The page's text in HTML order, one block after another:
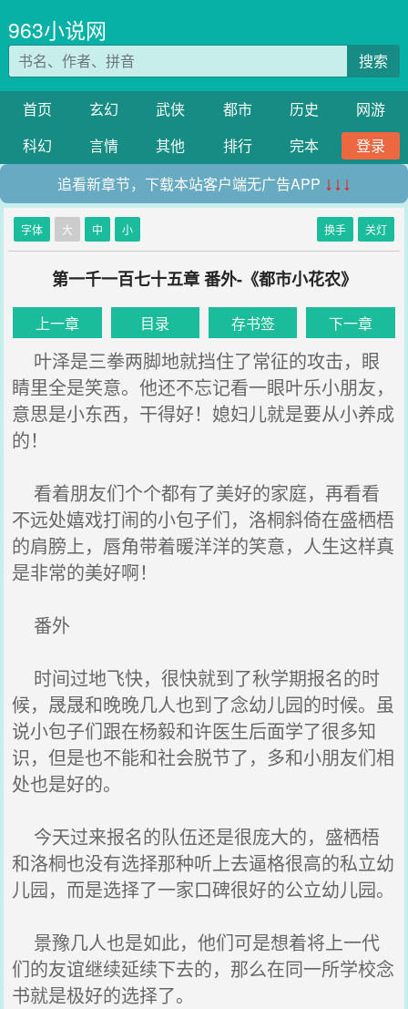
963小说网
搜索
首页 玄幻 武侠 都市 历史
网游
科幻
言情 其他 排行 完本
登录
追看新章节，下载本站客户端无广告APP ↓↓↓
字体 大 中 小 换手 关灯
第一千一百七十五章 番外-《都市小花农》
上一章 目录 存书签 下一章
叶泽是三拳两脚地就挡住了常征的攻击，眼
睛里全是笑意。他还不忘记看一眼叶乐小朋友，
意思是小东西，干得好！媳妇儿就是要从小养成
的！
看着朋友们个个都有了美好的家庭，再看看
不远处嬉戏打闹的小包子们，洛桐斜倚在盛栖梧
的肩膀上，唇角带着暖洋洋的笑意，人生这样真
是非常的美好啊！
番外
时间过地飞快，很快就到了秋学期报名的时
候，晟晟和晚晚几人也到了念幼儿园的时候。虽
说小包子们跟在杨毅和许医生后面学了很多知
识，但是也不能和社会脱节了，多和小朋友们相
处也是好的。
今天过来报名的队伍还是很庞大的，盛栖梧
和洛桐也没有选择那种听上去逼格很高的私立幼
儿园，而是选择了一家口碑很好的公立幼儿园。
景豫几人也是如此，他们可是想着将上一代
们的友谊继续延续下去的，那么在同一所学校念
书就是极好的选择了。